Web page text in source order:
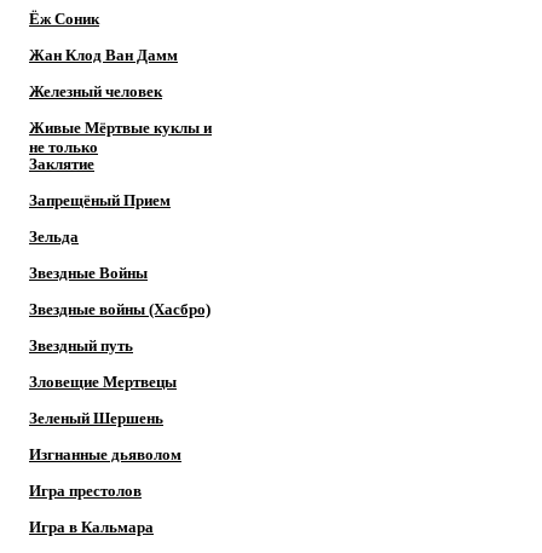
Ёж Соник
Жан Клод Ван Дамм
Железный человек
Живые Мёртвые куклы и
не только
Заклятие
Запрещёный Прием
Зельда
Звездные Войны
Звездные войны (Хасбро)
Звездный путь
Зловещие Мертвецы
Зеленый Шершень
Изгнанные дьяволом
Игра престолов
Игра в Кальмара